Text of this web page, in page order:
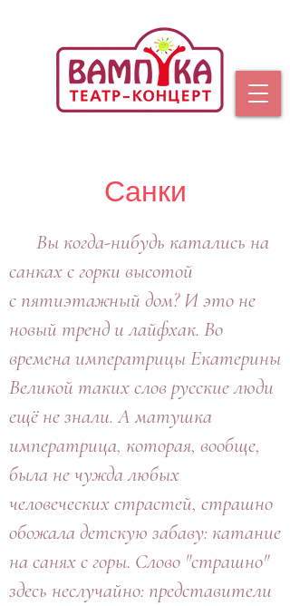
Санки
Вы когда-нибудь катались на
санках с горки высотой
с пятиэтажный дом? И это не
новый тренд и лайфхак. Во
времена императрицы Екатерины
Великой таких слов русские люди
ещё не знали. А матушка
императрица, которая, вообще,
была не чужда любых
человеческих страстей, страшно
обожала детскую забаву: катание
на санях с горы. Слово "страшно"
здесь неслучайно: представители